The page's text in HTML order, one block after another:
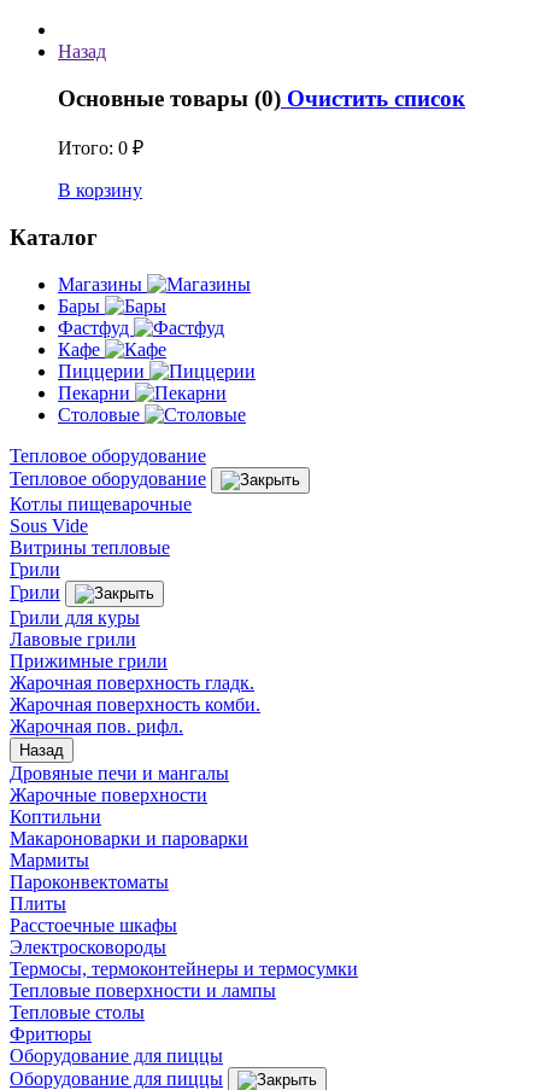
Назад
Основные товары (0) Очистить список
Итого: 0 ₽
В корзину
Каталог
Магазины
Бары
Фастфуд
Кафе
Пиццерии
Пекарни
Столовые
Тепловое оборудование
Тепловое оборудование
Котлы пищеварочные
Sous Vide
Витрины тепловые
Грили
Грили
Грили для куры
Лавовые грили
Прижимные грили
Жарочная поверхность гладк.
Жарочная поверхность комби.
Жарочная пов. рифл.
Назад
Дровяные печи и мангалы
Жарочные поверхности
Коптильни
Макароноварки и пароварки
Мармиты
Пароконвектоматы
Плиты
Расстоечные шкафы
Электросковороды
Термосы, термоконтейнеры и термосумки
Тепловые поверхности и лампы
Тепловые столы
Фритюры
Оборудование для пиццы
Оборудование для пиццы